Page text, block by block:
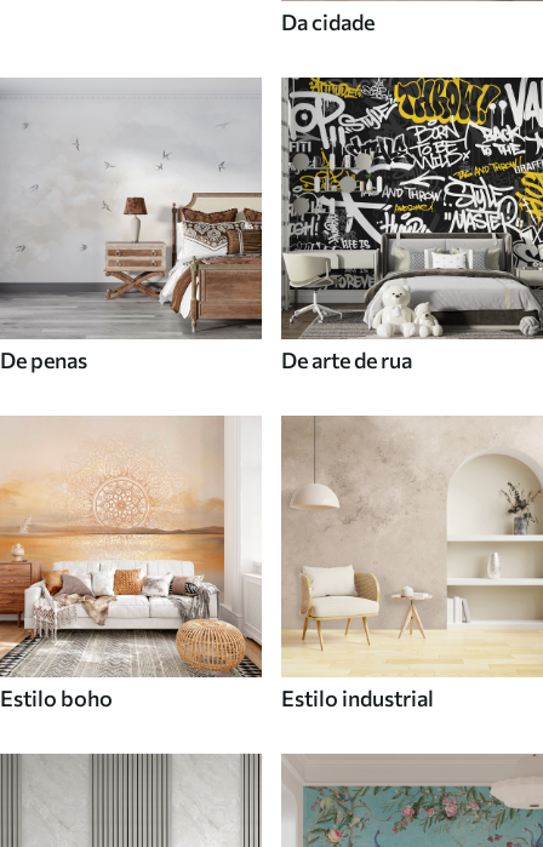
Da cidade
De penas De arte de rua
Estilo boho Estilo industrial